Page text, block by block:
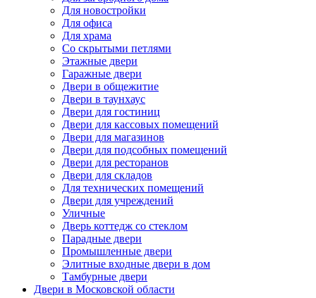
Для новостройки
Для офиса
Для храма
Со скрытыми петлями
Этажные двери
Гаражные двери
Двери в общежитие
Двери в таунхаус
Двери для гостиниц
Двери для кассовых помещений
Двери для магазинов
Двери для подсобных помещений
Двери для ресторанов
Двери для складов
Для технических помещений
Двери для учреждений
Уличные
Дверь коттедж со стеклом
Парадные двери
Промышленные двери
Элитные входные двери в дом
Тамбурные двери
Двери в Московской области